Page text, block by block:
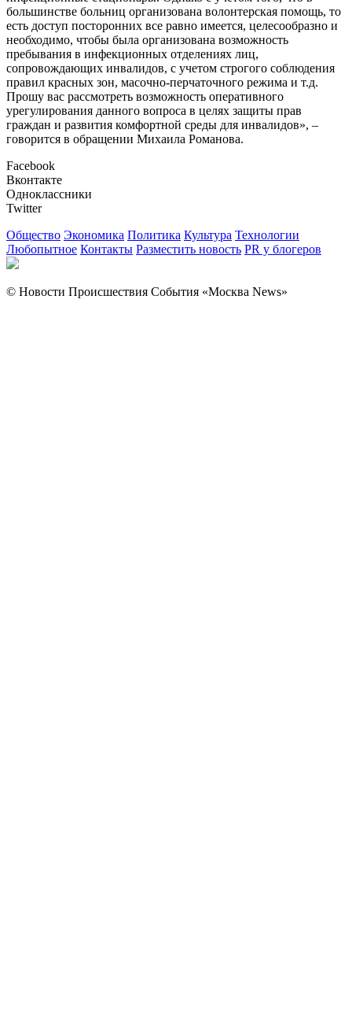
большинстве больниц организована волонтерская помощь, то
есть доступ посторонних все равно имеется, целесообразно и
необходимо, чтобы была организована возможность
пребывания в инфекционных отделениях лиц,
сопровождающих инвалидов, с учетом строгого соблюдения
правил красных зон, масочно-перчаточного режима и т.д.
Прошу вас рассмотреть возможность оперативного
урегулирования данного вопроса в целях защиты прав
граждан и развития комфортной среды для инвалидов», –
говорится в обращении Михаила Романова.
Facebook
Вконтакте
Одноклассники
Twitter
Общество Экономика Политика Культура Технологии
Любопытное Контакты Разместить новость PR у блогеров
© Новости Происшествия События «Москва News»